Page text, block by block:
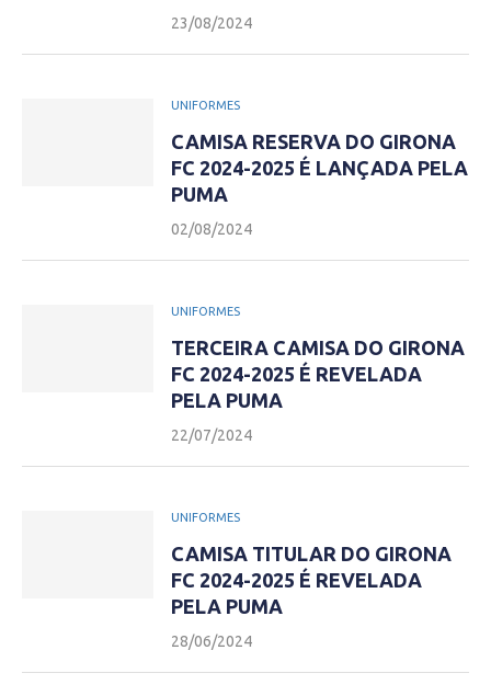
23/08/2024
UNIFORMES
CAMISA RESERVA DO GIRONA
FC 2024-2025 É LANÇADA PELA
PUMA
02/08/2024
UNIFORMES
TERCEIRA CAMISA DO GIRONA
FC 2024-2025 É REVELADA
PELA PUMA
22/07/2024
UNIFORMES
CAMISA TITULAR DO GIRONA
FC 2024-2025 É REVELADA
PELA PUMA
28/06/2024